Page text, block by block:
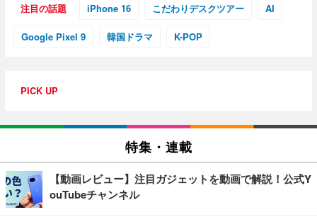
注目の話題 iPhone 16 こだわりデスクツアー AI
Google Pixel 9 韓国ドラマ K-POP
PICK UP
特集・連載
【動画レビュー】注目ガジェットを動画で解説！公式Y
ouTubeチャンネル